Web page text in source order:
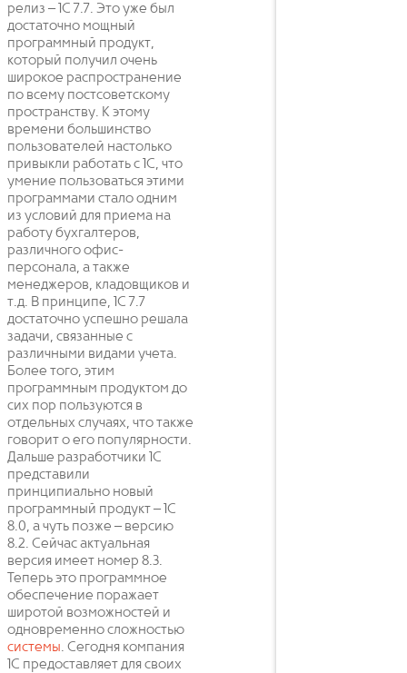
релиз – 1С 7.7. Это уже был
достаточно мощный
программный продукт,
который получил очень
широкое распространение
по всему постсоветскому
пространству. К этому
времени большинство
пользователей настолько
привыкли работать с 1С, что
умение пользоваться этими
программами стало одним
из условий для приема на
работу бухгалтеров,
различного офис-
персонала, а также
менеджеров, кладовщиков и
т.д. В принципе, 1С 7.7
достаточно успешно решала
задачи, связанные с
различными видами учета.
Более того, этим
программным продуктом до
сих пор пользуются в
отдельных случаях, что также
говорит о его популярности.
Дальше разработчики 1С
представили
принципиально новый
программный продукт – 1С
8.0, а чуть позже – версию
8.2. Сейчас актуальная
версия имеет номер 8.3.
Теперь это программное
обеспечение поражает
широтой возможностей и
одновременно сложностью
системы. Сегодня компания
1С предоставляет для своих